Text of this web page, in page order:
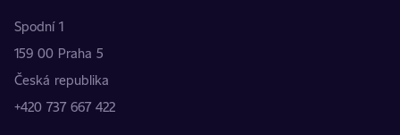
Spodní 1
159 00 Praha 5
Česká republika
+420 737 667 422